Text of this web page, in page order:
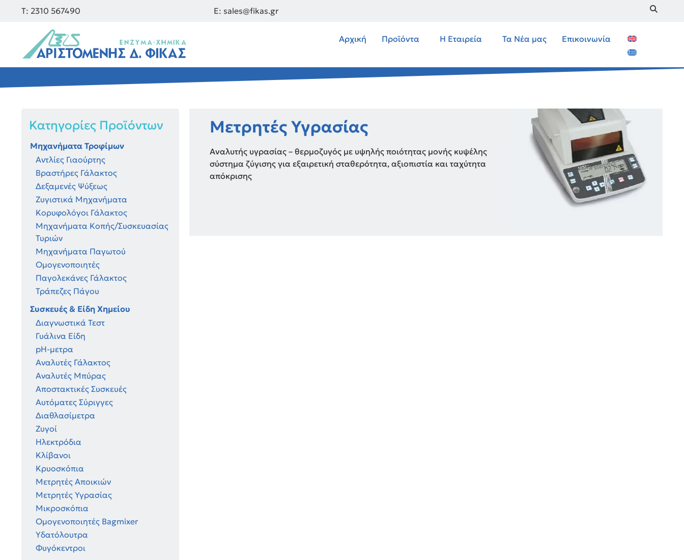
Τ: 2310 567490 E: sales@fikas.gr
Αρχική Προϊόντα Η Εταιρεία Τα Νέα μας Επικοινωνία
Κατηγορίες Προϊόντων
Μηχανήματα Τροφίμων
Αντλίες Γιαούρτης
Βραστήρες Γάλακτος
Δεξαμενές Ψύξεως
Ζυγιστικά Μηχανήματα
Κορυφολόγοι Γάλακτος
Μηχανήματα Κοπής/Συσκευασίας
Τυριών
Μηχανήματα Παγωτού
Ομογενοποιητές
Παγολεκάνες Γάλακτος
Τράπεζες Πάγου
Συσκευές & Είδη Χημείου
Διαγνωστικά Τεστ
Γυάλινα Είδη
pH-μετρα
Αναλυτές Γάλακτος
Αναλυτές Μπύρας
Αποστακτικές Συσκευές
Αυτόματες Σύριγγες
Διαθλασίμετρα
Ζυγοί
Ηλεκτρόδια
Κλίβανοι
Κρυοσκόπια
Μετρητές Αποικιών
Μετρητές Υγρασίας
Μικροσκόπια
Ομογενοποιητές Bagmixer
Υδατόλουτρα
Φυγόκεντροι
Μετρητές Υγρασίας
Αναλυτής υγρασίας – θερμοζυγός με υψηλής ποιότητας μονής κυψέλης
σύστημα ζύγισης για εξαιρετική σταθερότητα, αξιοπιστία και ταχύτητα
απόκρισης